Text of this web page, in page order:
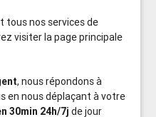
tous nos services de
visiter la page principale
, nous répondons à
en nous déplaçant à votre
30min 24h/7j de jour